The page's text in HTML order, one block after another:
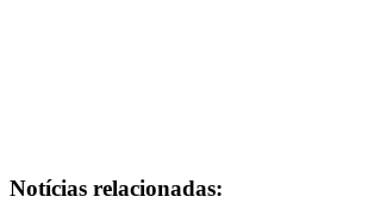
Notícias relacionadas: